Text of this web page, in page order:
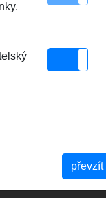
Spolehlivé kalení
na trhu díky
V
JE
převzít